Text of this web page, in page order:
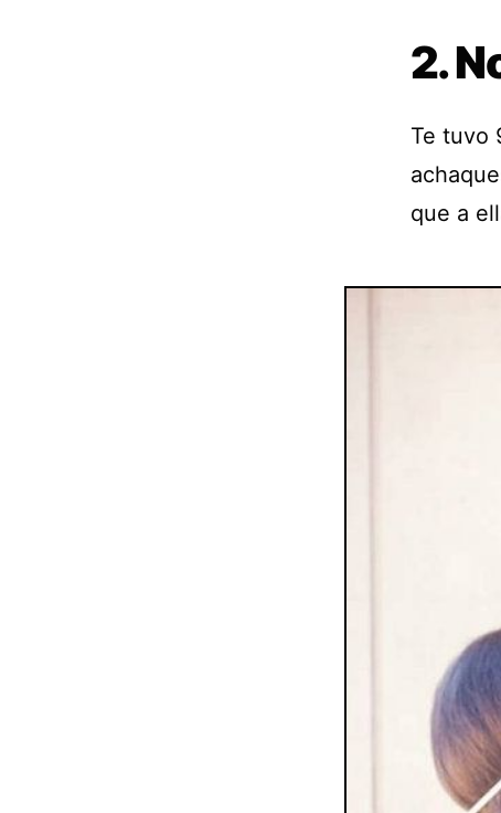
2.
Te tuvo
que a